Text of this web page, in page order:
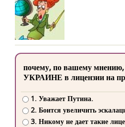
почему, по вашему
УКРАИНЕ в лицензии на
1. Уважает Путина.
2. Боится увеличить
3. Никому не дает такие